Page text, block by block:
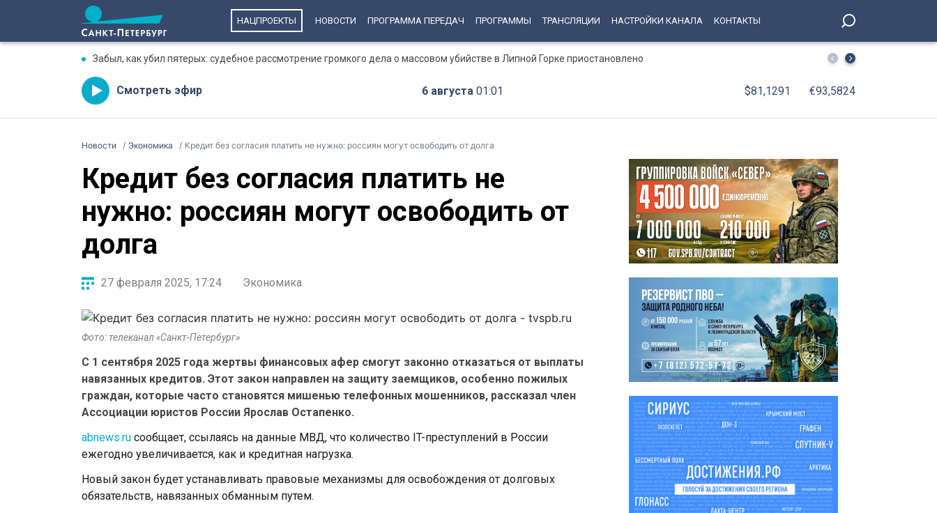
НАЦПРОЕКТЫ НОВОСТИ ПРОГРАММА ПЕРЕДАЧ ПРОГРАММЫ ТРАНСЛЯЦИИ НАСТРОЙКИ КАНАЛА КОНТАКТЫ
Забыл, как убил пятерых: судебное рассмотрение громкого дела о массовом убийстве в Липной Горке приостановлено В Петербурге принят Единый стандарт обслуживания
Смотреть эфир 6 августа 01:01 $81,1291 €93,5824
Новости Экономика Кредит без согласия платить не нужно: россиян могут освободить от долга
Кредит без согласия платить не
нужно: россиян могут освободить от
долга
27 февраля 2025, 17:24 Экономика
Фото: телеканал «Санкт-Петербург»
С 1 сентября 2025 года жертвы финансовых афер смогут законно отказаться от выплаты
навязанных кредитов. Этот закон направлен на защиту заемщиков, особенно пожилых
граждан, которые часто становятся мишенью телефонных мошенников, рассказал член
Ассоциации юристов России Ярослав Остапенко.
abnews.ru сообщает, ссылаясь на данные МВД, что количество IT-преступлений в России
ежегодно увеличивается, как и кредитная нагрузка.
Новый закон будет устанавливать правовые механизмы для освобождения от долговых
обязательств, навязанных обманным путем.